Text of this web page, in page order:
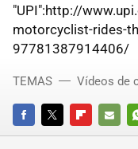
"UPI":http://
motorcyclist-rides-
97781387914406/
FACEBOOKTWITTERFLIPBOARD
E-
TEMAS Vídeos de